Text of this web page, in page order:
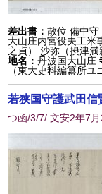
差出書：散位 備中守
大山庄内宮役夫工米
之貞） 沙弥（摂津満
地名：丹波国大山庄
（東大史料編纂所ユ
若狭国守護武田信
つ函/3/7/ 文安2年7月